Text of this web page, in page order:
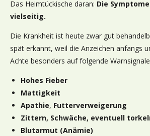
Das Heimtückische daran: Die
vielseitig.
Die Krankheit ist heute zwar gut
spät erkannt, weil die Anzeichen anfangs
Achte besonders auf folgende
Hohes Fieber
Mattigkeit
Apathie, Futterverweigerung
Zittern, Schwäche, eventuell
Blutarmut (Anämie)